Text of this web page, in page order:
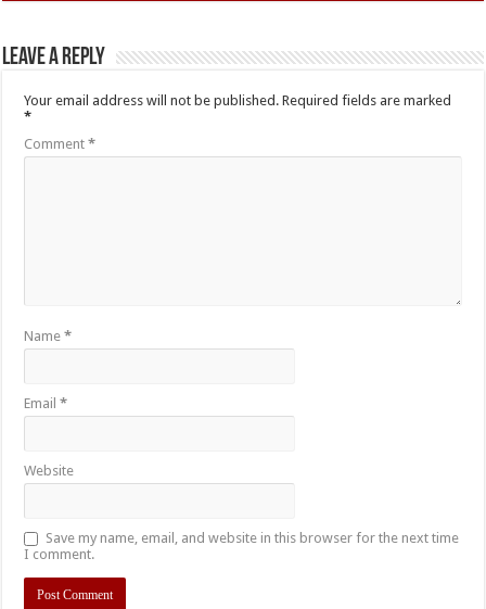
Leave a Reply
Your email address will not be published. Required fields are marked
*
Comment*
Name*
Email*
Website
Save my name, email, and website in this browser for the next time
I comment.